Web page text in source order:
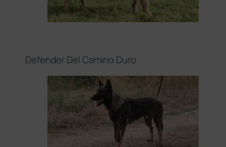
Defender Del Camino Duro